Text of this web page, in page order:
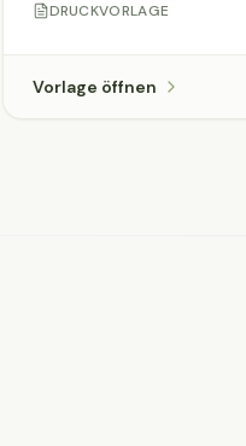
DRUCKVORLAGE
Vorlage öffnen